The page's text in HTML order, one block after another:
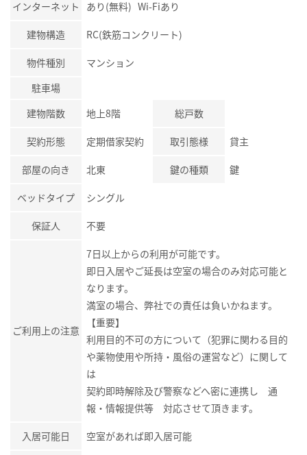
インターネット あり(無料) Wi-Fiあり
建物構造 RC(鉄筋コンクリート)
物件種別
マンション
駐車場
建物階数
地上8階 総戸数
契約形態 定期借家契約 取引態様 貸主
部屋の向き 北東 鍵の種類 鍵
ベッドタイプ シングル
保証人 不要
ご利用上の注意
7日以上からの利用が可能です。
即日入居やご延長は空室の場合のみ対応可能と
なります。
満室の場合、弊社での責任は負いかねます。
【重要】
利用目的不可の方について（犯罪に関わる目的
や薬物使用や所持・風俗の運営など）に関して
は
契約即時解除及び警察などへ密に連携し 通
報・情報提供等 対応させて頂きます。
入居可能日 空室があれば即入居可能